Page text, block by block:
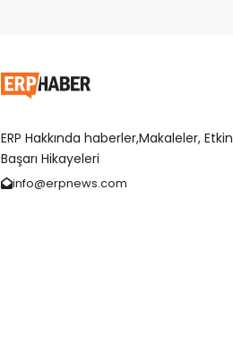
ERP Hakkında haberler,Makaleler,
Başarı Hikayeleri
info@erpnews.com